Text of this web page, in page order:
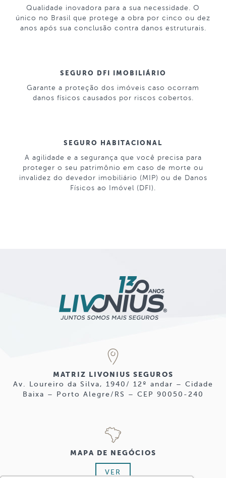
Qualidade inovadora para a sua necessidade. O
único no Brasil que protege a obra por cinco ou dez
anos após sua conclusão contra danos estruturais.
SEGURO DFI IMOBILIÁRIO
Garante a proteção dos imóveis caso ocorram
danos físicos causados por riscos cobertos.
SEGURO HABITACIONAL
A agilidade e a segurança que você precisa para
proteger o seu patrimônio em caso de morte ou
invalidez do devedor imobiliário (MIP) ou de Danos
Físicos ao Imóvel (DFI).
MATRIZ LIVONIUS SEGUROS
Av. Loureiro da Silva, 1940/ 12º andar – Cidade
Baixa – Porto Alegre/RS – CEP 90050-240
MAPA DE NEGÓCIOS
VER